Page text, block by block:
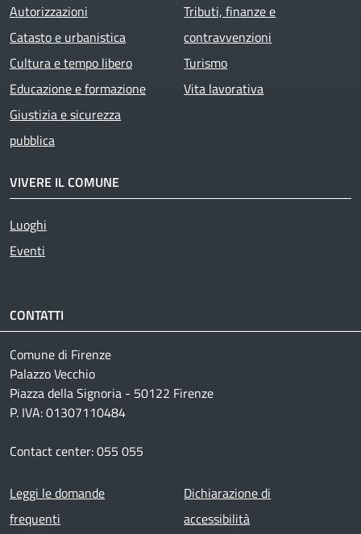
Autorizzazioni
Catasto e urbanistica
Cultura e tempo libero
Educazione e formazione
Giustizia e sicurezza
pubblica
Tributi, finanze e
contravvenzioni
Turismo
Vita lavorativa
VIVERE IL COMUNE
Luoghi
Eventi
CONTATTI
Comune di Firenze
Palazzo Vecchio
Piazza della Signoria - 50122 Firenze
P. IVA: 01307110484
Contact center: 055 055
Footer menu
Leggi le domande
frequenti
Dichiarazione di
accessibilità